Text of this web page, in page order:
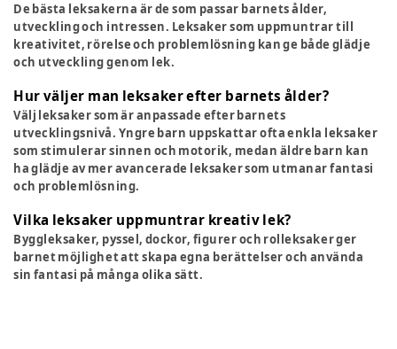
De bästa leksakerna är de som passar barnets ålder,
utveckling och intressen. Leksaker som uppmuntrar till
kreativitet, rörelse och problemlösning kan ge både glädje
och utveckling genom lek.
Hur väljer man leksaker efter barnets ålder?
Välj leksaker som är anpassade efter barnets
utvecklingsnivå. Yngre barn uppskattar ofta enkla leksaker
som stimulerar sinnen och motorik, medan äldre barn kan
ha glädje av mer avancerade leksaker som utmanar fantasi
och problemlösning.
Vilka leksaker uppmuntrar kreativ lek?
Byggleksaker, pyssel, dockor, figurer och rolleksaker ger
barnet möjlighet att skapa egna berättelser och använda
sin fantasi på många olika sätt.